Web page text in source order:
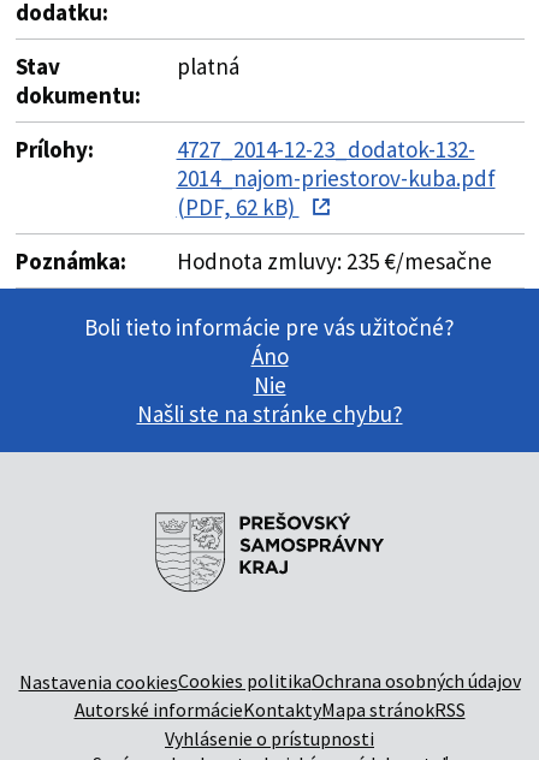
dodatku:
Stav
dokumentu:
platná
Prílohy:
4727_2014-12-23_dodatok-132-
2014_najom-priestorov-kuba.pdf
(PDF, 62 kB)
Poznámka:
Hodnota zmluvy: 235 €/mesačne
Boli tieto informácie pre vás užitočné?
Áno
Nie
Našli ste na stránke chybu?
Nastavenia cookiesCookies politikaOchrana osobných údajov
Autorské informácieKontaktyMapa stránokRSS
Vyhlásenie o prístupnosti